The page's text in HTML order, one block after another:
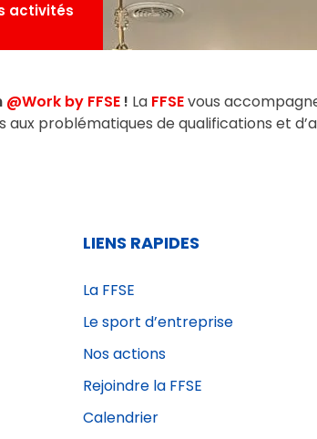
activités
@Work by FFSE ! La FFSEvous
aux problématiques de qualifications et
LIENS RAPIDES
La FFSE
Le sport d’entreprise
Nos actions
Rejoindre la FFSE
Calendrier